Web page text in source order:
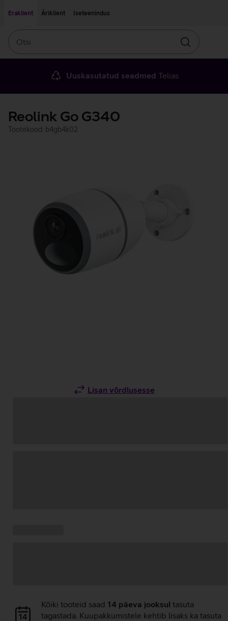
Eraklient
Äriklient Iseteenindus
Otsin
Uuskasutatud seadmed Telias
Reolink Go G340
Tootekood: b4gb4k02
Lisan võrdlusesse
Andmete
laadimine
Kõiki tooteid saad 14 päeva jooksul tasuta
tagastada. Kuupakkumistele kehtib lisaks ka tasuta